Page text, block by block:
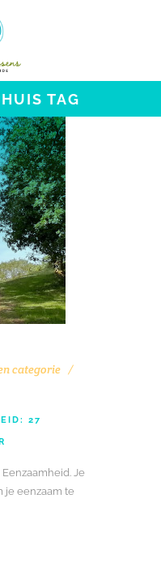
TAG
categorie
27
Je
je eenzaam te